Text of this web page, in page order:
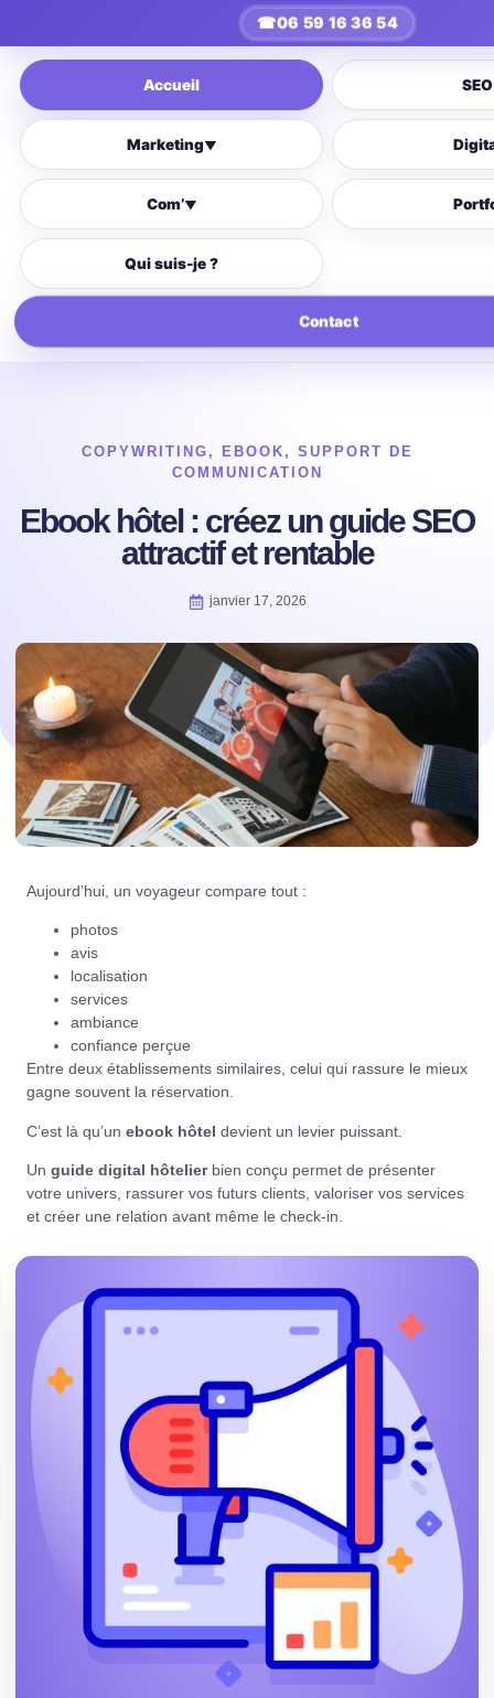
☎06 59 16 36 54
Accueil SEO
Marketing▼
Com’▼
Qui suis-je ?
Contact
COPYWRITING , EBOOK , SUPPORT DE
COMMUNICATION
Ebook hôtel : créez un guide SEO
attractif et rentable
janvier 17, 2026
Aujourd’hui, un voyageur compare tout :
photos
avis
localisation
services
ambiance
confiance perçue
Entre deux établissements similaires, celui qui rassure le mieux
gagne souvent la réservation.
C’est là qu’un ebook hôtel devient un levier puissant.
Un guide digital hôtelierbien conçu permet de présenter
votre univers, rassurer vos futurs clients, valoriser vos services
et créer une relation avant même le check-in.